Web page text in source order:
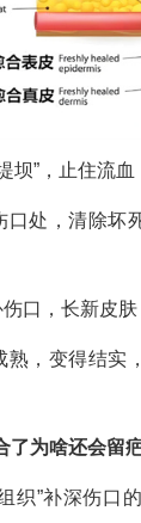
坝”，止住流血
口处，清除坏
口，长新皮肤
熟，变得结实
了为啥还会留
织”补深伤口